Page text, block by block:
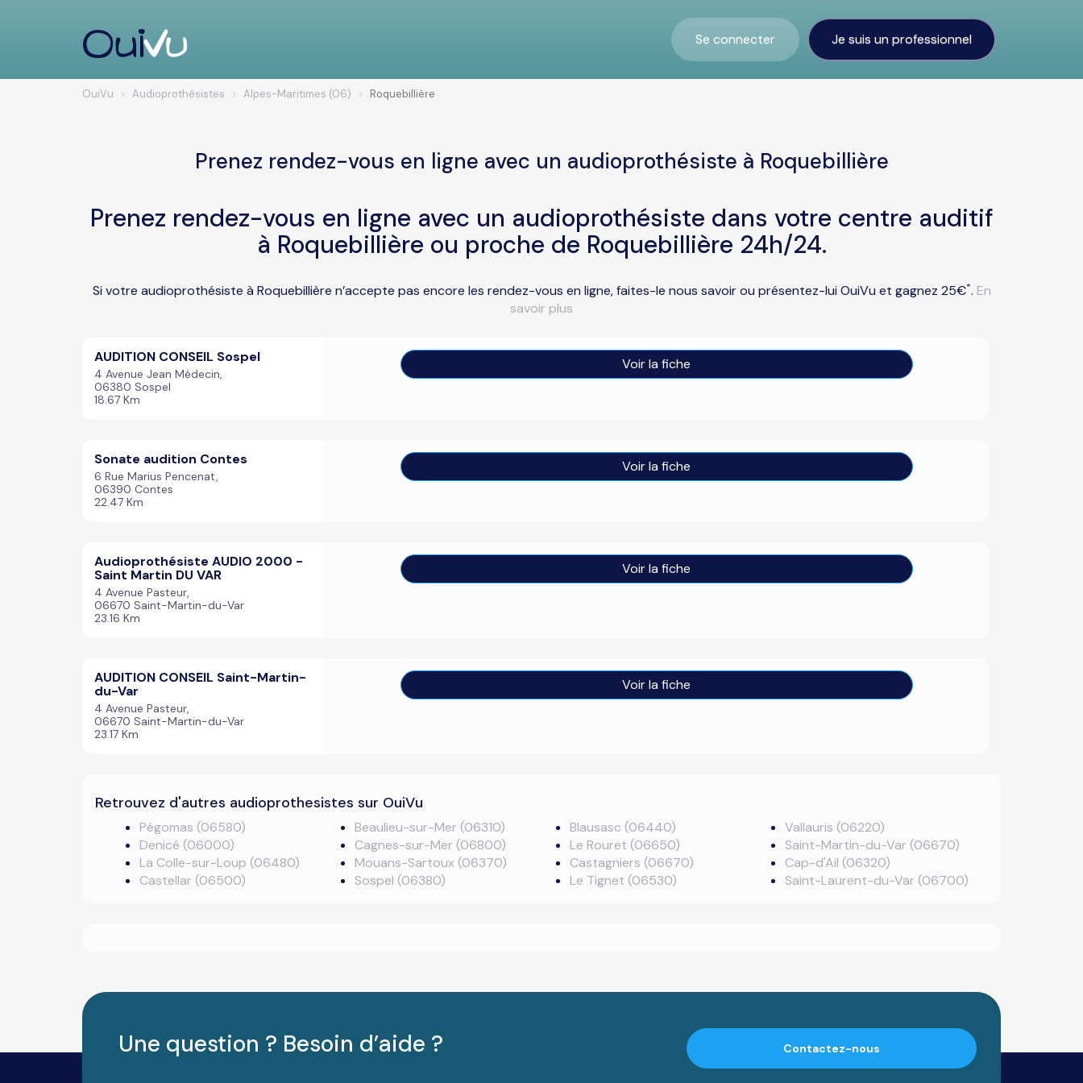
Se connecter Je suis un professionnel
OuiVu Audioprothésistes Alpes-Maritimes (06) Roquebillière
Prenez rendez-vous en ligne avec un audioprothésiste à Roquebillière
Prenez rendez-vous en ligne avec un audioprothésiste dans votre centre auditif
à Roquebillière ou proche de Roquebillière 24h/24.
Si votre audioprothésiste à Roquebillière n’accepte pas encore les rendez-vous en ligne, faites-le nous savoir ou présentez-lui OuiVu et gagnez 25€*. En
savoir plus
AUDITION CONSEIL Sospel
4 Avenue Jean Médecin,
06380 Sospel
18.67 Km
Voir la fiche
Sonate audition Contes
6 Rue Marius Pencenat,
06390 Contes
22.47 Km
Voir la fiche
Audioprothésiste AUDIO 2000 -
Saint Martin DU VAR
4 Avenue Pasteur,
06670 Saint-Martin-du-Var
23.16 Km
Voir la fiche
AUDITION CONSEIL Saint-Martin-
du-Var
4 Avenue Pasteur,
06670 Saint-Martin-du-Var
23.17 Km
Voir la fiche
Retrouvez d'autres audioprothesistes sur OuiVu
Pégomas (06580)
Denicé (06000)
La Colle-sur-Loup (06480)
Castellar (06500)
Beaulieu-sur-Mer (06310)
Cagnes-sur-Mer (06800)
Mouans-Sartoux (06370)
Sospel (06380)
Blausasc (06440)
Le Rouret (06650)
Castagniers (06670)
Le Tignet (06530)
Vallauris (06220)
Saint-Martin-du-Var (06670)
Cap-d'Ail (06320)
Saint-Laurent-du-Var (06700)
Une question ? Besoin d’aide ? Contactez-nous